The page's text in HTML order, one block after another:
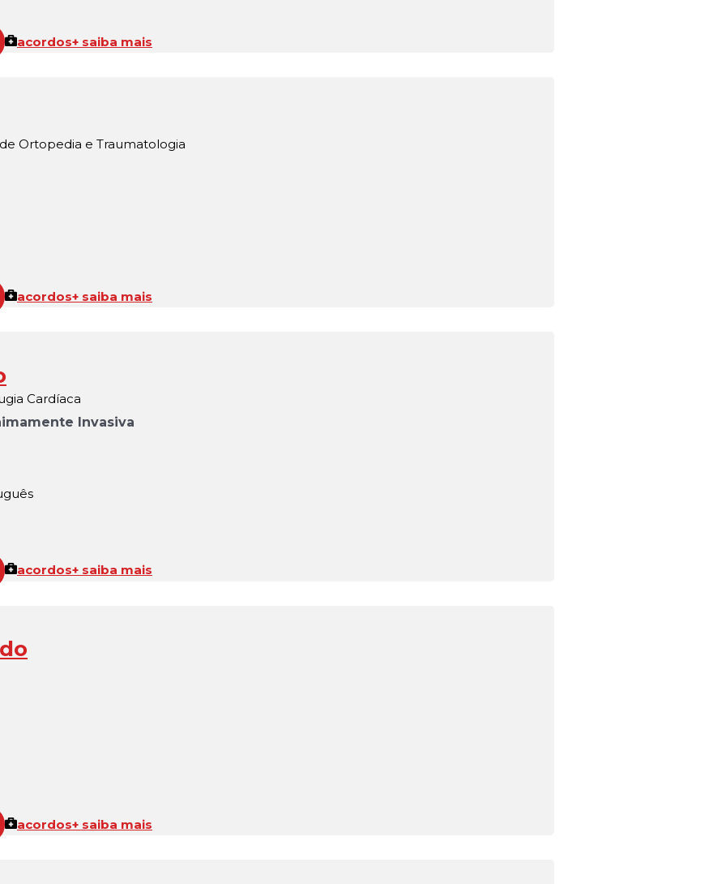
acordos+ saiba mais
Ortopedia e Traumatologia
acordos+ saiba mais
Cardíaca
Invasiva
acordos+ saiba mais
acordos+ saiba mais